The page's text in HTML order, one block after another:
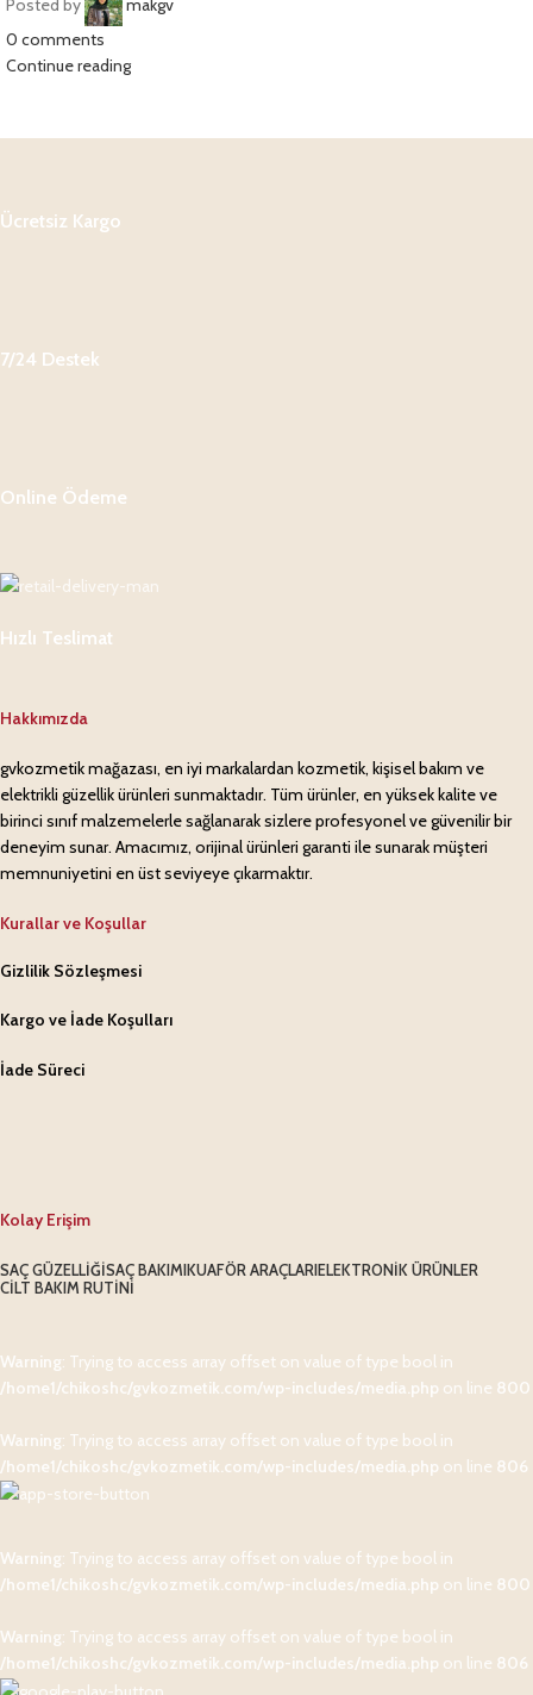
Posted by
makgv
0 comments
Continue reading
Ücretsiz Kargo
7/24 Destek
Online Ödeme
Hızlı Teslimat
Hakkımızda
gvkozmetik mağazası, en iyi markalardan kozmetik, kişisel bakım ve
elektrikli güzellik ürünleri sunmaktadır. Tüm ürünler, en yüksek kalite ve
birinci sınıf malzemelerle sağlanarak sizlere profesyonel ve güvenilir bir
deneyim sunar. Amacımız, orijinal ürünleri garanti ile sunarak müşteri
memnuniyetini en üst seviyeye çıkarmaktır.
Kurallar ve Koşullar
Gizlilik Sözleşmesi
Kargo ve İade Koşulları
İade Süreci
Kolay Erişim
SAÇ GÜZELLIĞISAÇ BAKIMIKUAFÖR ARAÇLARIELEKTRONIK ÜRÜNLER
CILT BAKIM RUTINI
Warning: Trying to access array offset on value of type bool in
/home1/chikoshc/gvkozmetik.com/wp-includes/media.php on line 800
Warning: Trying to access array offset on value of type bool in
/home1/chikoshc/gvkozmetik.com/wp-includes/media.php on line 806
Warning: Trying to access array offset on value of type bool in
/home1/chikoshc/gvkozmetik.com/wp-includes/media.php on line 800
Warning: Trying to access array offset on value of type bool in
/home1/chikoshc/gvkozmetik.com/wp-includes/media.php on line 806